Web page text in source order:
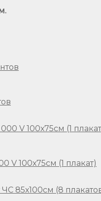
V 100х75см (1 плакат)